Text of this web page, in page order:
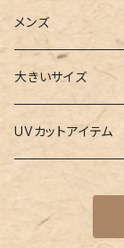
3点セット
4点セット
5点セット
水着関連商品
カードケース
キーケース
メガネチェーン
ヨガグッズ
ヨガマット
Girls
水着
バレー
Boys
水着
グッズ
メンズ
大きいサイズ
UVカットアイテム